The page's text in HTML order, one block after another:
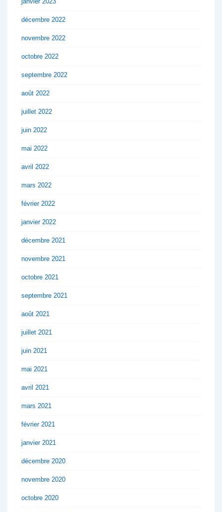
décembre 2022
novembre 2022
octobre 2022
septembre 2022
août 2022
juillet 2022
juin 2022
mai 2022
avril 2022
mars 2022
février 2022
janvier 2022
décembre 2021
novembre 2021
octobre 2021
septembre 2021
août 2021
juillet 2021
juin 2021
mai 2021
avril 2021
mars 2021
février 2021
janvier 2021
décembre 2020
novembre 2020
octobre 2020